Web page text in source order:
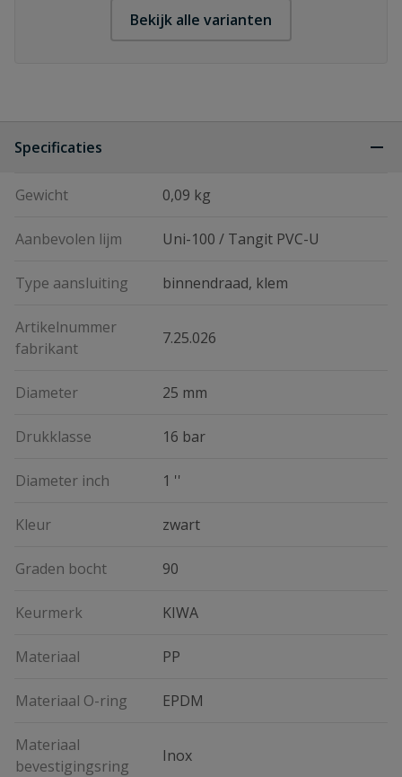
Bekijk alle varianten
Specificaties
Gewicht 0,09 kg
Aanbevolen lijm Uni-100 / Tangit PVC-U
Type aansluiting binnendraad, klem
Artikelnummer
fabrikant
7.25.026
Diameter 25 mm
Drukklasse 16 bar
Diameter inch 1 ''
Kleur zwart
Graden bocht 90
Keurmerk KIWA
Materiaal PP
Materiaal O-ring EPDM
Materiaal
bevestigingsring
Inox